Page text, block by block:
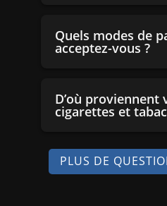
Quels modes de
acceptez-vous ?
D’où proviennent
cigarettes et
PLUS DE